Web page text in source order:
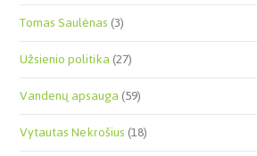
Tomas Saulėnas(3)
Užsienio politika(27)
Vandenų apsauga(59)
Vytautas Nekrošius(18)